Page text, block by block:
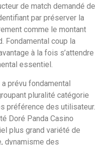
de match demandé de
par préserver la
comme le montant
Fondamental coup la
à la fois s’attendre
essentiel.
prévu fondamental
pluralité catégorie
préférence des utilisateur.
Doré Panda Casino
plus grand variété de
dynamisme des